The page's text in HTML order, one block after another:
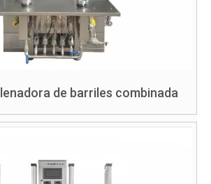
de barriles combinada